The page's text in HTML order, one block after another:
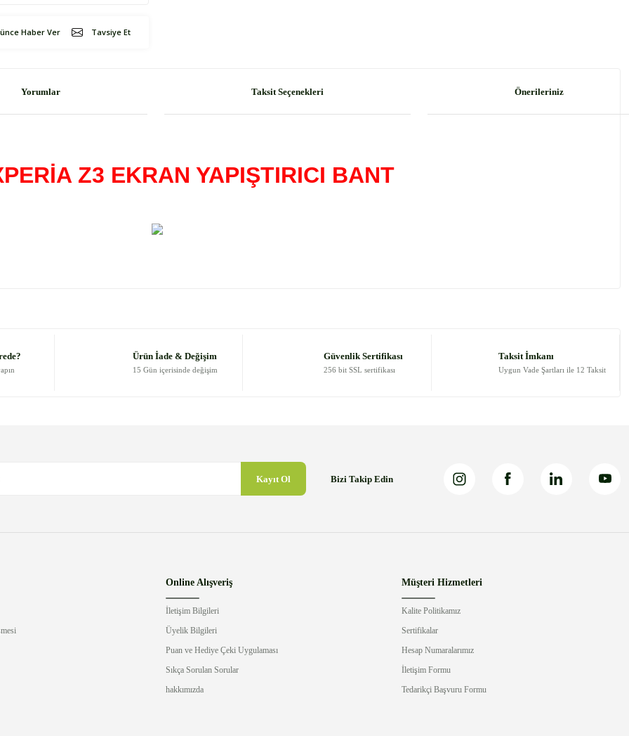
Haber Ver Tavsiye Et
Yorumlar Taksit Seçenekleri Önerileriniz
Z3 EKRAN YAPIŞTIRICI BANT
Ürün İade & Değişim
15 Gün içerisinde değişim
Güvenlik Sertifikası
256 bit SSL sertifikası
Taksit İmkanı
Uygun Vade Şartları ile 12 Taksit
Kayıt Ol Bizi Takip Edin
Online Alışveriş
İletişim Bilgileri
Üyelik Bilgileri
Puan ve Hediye Çeki Uygulaması
Sıkça Sorulan Sorular
hakkımızda
Müşteri Hizmetleri
Kalite Politikamız
Sertifikalar
Hesap Numaralarımız
İletişim Formu
Tedarikçi Başvuru Formu